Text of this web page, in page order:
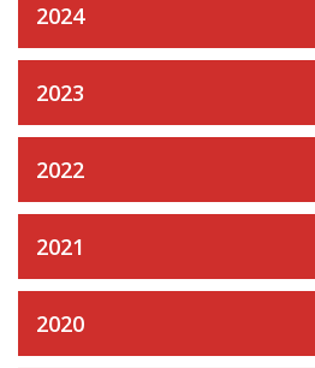
2024
2023
2022
2021
2020